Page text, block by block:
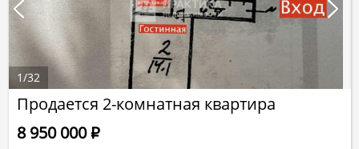
Продается 2-комнатная квартира
8 950 000Р
1/32